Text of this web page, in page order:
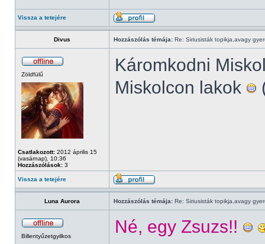
Vissza a tetejére
Divus Hozzászólás témája: Re: Siriusisták topikja,avagy
Zöldfülű
Csatlakozott: 2012 április 15
(vasárnap), 10:36
Hozzászólások: 3
Káromkodni
Miskolcon lakok
Vissza a tetejére
Luna Aurora Hozzászólás témája: Re: Siriusisták topikja,avagy
Billentyűzetgyilkos Né, egy Zsuzs!!